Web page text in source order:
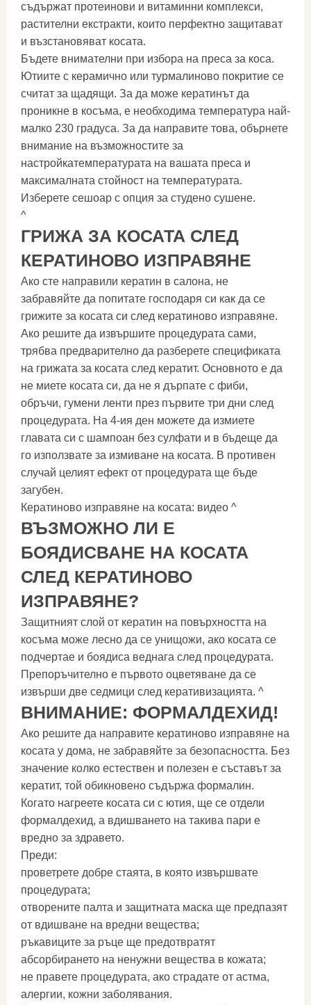
съдържат протеинови и витаминни комплекси,
растителни екстракти, които перфектно защитават
и възстановяват косата.
Бъдете внимателни при избора на преса за коса.
Ютиите с керамично или турмалиново покритие се
считат за щадящи. За да може кератинът да
проникне в косъма, е необходима температура най-
малко 230 градуса. За да направите това, обърнете
внимание на възможностите за
настройкатемпературата на вашата преса и
максималната стойност на температурата.
Изберете сешоар с опция за студено сушене.
^
ГРИЖА ЗА КОСАТА СЛЕД
КЕРАТИНОВО ИЗПРАВЯНЕ
Ако сте направили кератин в салона, не
забравяйте да попитате господаря си как да се
грижите за косата си след кератиново изправяне.
Ако решите да извършите процедурата сами,
трябва предварително да разберете спецификата
на грижата за косата след кератит. Основното е да
не миете косата си, да не я дърпате с фиби,
обръчи, гумени ленти през първите три дни след
процедурата. На 4-ия ден можете да измиете
главата си с шампоан без сулфати и в бъдеще да
го използвате за измиване на косата. В противен
случай целият ефект от процедурата ще бъде
загубен.
Кератиново изправяне на косата: видео ^
ВЪЗМОЖНО ЛИ Е
БОЯДИСВАНЕ НА КОСАТА
СЛЕД КЕРАТИНОВО
ИЗПРАВЯНЕ?
Защитният слой от кератин на повърхността на
косъма може лесно да се унищожи, ако косата се
подчертае и боядиса веднага след процедурата.
Препоръчително е първото оцветяване да се
извърши две седмици след керативизацията. ^
ВНИМАНИЕ: ФОРМАЛДЕХИД!
Ако решите да направите кератиново изправяне на
косата у дома, не забравяйте за безопасността. Без
значение колко естествен и полезен е съставът за
кератит, той обикновено съдържа формалин.
Когато нагреете косата си с ютия, ще се отдели
формалдехид, а вдишването на такива пари е
вредно за здравето.
Преди:
проветрете добре стаята, в която извършвате
процедурата;
отворените палта и защитната маска ще предпазят
от вдишване на вредни вещества;
ръкавиците за ръце ще предотвратят
абсорбирането на ненужни вещества в кожата;
не правете процедурата, ако страдате от астма,
алергии, кожни заболявания.